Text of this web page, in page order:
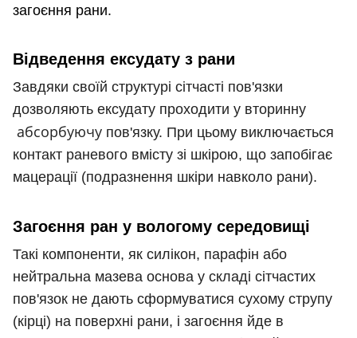
загоєння рани.
Відведення ексудату з рани
Завдяки своїй структурі сітчасті пов'язки
дозволяють ексудату проходити у вторинну
абсорбуючу пов'язку. При цьому виключається
контакт раневого вмісту зі шкірою, що запобігає
мацерації (подразнення шкіри навколо рани).
Загоєння ран у вологому середовищі
Такі компоненти, як силікон, парафін або
нейтральна мазева основа у складі сітчастих
пов'язок не дають сформуватися сухому струпу
(кірці) на поверхні рани, і загоєння йде в